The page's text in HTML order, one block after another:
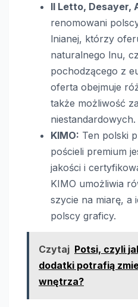
Il Letto, Desayer,
renomowani
lnianej, którzy
naturalnego lnu,
pochodzącego z
oferta obejmuje
także możliwość
niestandardowych.
KIMO: Ten polski
pościeli premium
jakości i
KIMO umożliwia
szycie na miarę, a
polscy graficy.
Czytaj Potsi, czyli
dodatki potrafią
wnętrza?